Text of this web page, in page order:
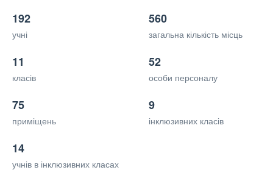
192
учні
560
загальна кількість місць
11
класів
52
особи персоналу
75
приміщень
9
інклюзивних класів
14
учнів в інклюзивних класах